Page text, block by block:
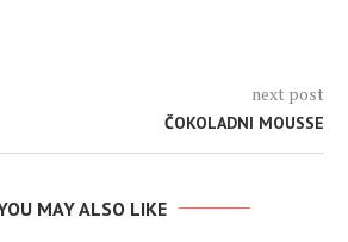
next post
ČOKOLADNI MOUSSE
MAY ALSO LIKE